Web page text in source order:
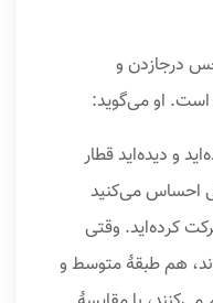
درجازدن و
است. او می‌گوید:
و دیده‌اید قطار
احساس می‌کنید
کرده‌اید. وقتی
هم طبقهٔ متوسط و